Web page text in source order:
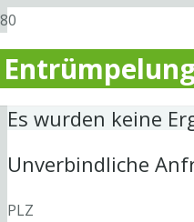
Es wurden keine
Unverbindliche
PLZ